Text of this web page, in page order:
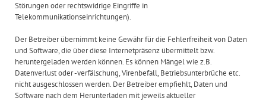
Störungen oder rechtswidrige Eingriffe in
Telekommunikationseinrichtungen).
Der Betreiber übernimmt keine Gewähr für die Fehlerfreiheit von Daten
und Software, die über diese Internetpräsenz übermittelt bzw.
heruntergeladen werden können. Es können Mängel wie z.B.
Datenverlust oder -verfälschung, Virenbefall, Betriebsunterbrüche etc.
nicht ausgeschlossen werden. Der Betreiber empfiehlt, Daten und
Software nach dem Herunterladen mit jeweils aktueller